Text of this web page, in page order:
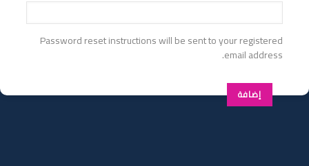
Password reset instructions will be sent to your registered
email address.